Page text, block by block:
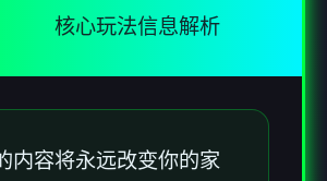
核心玩法信息解析
内容将永远改变你的家